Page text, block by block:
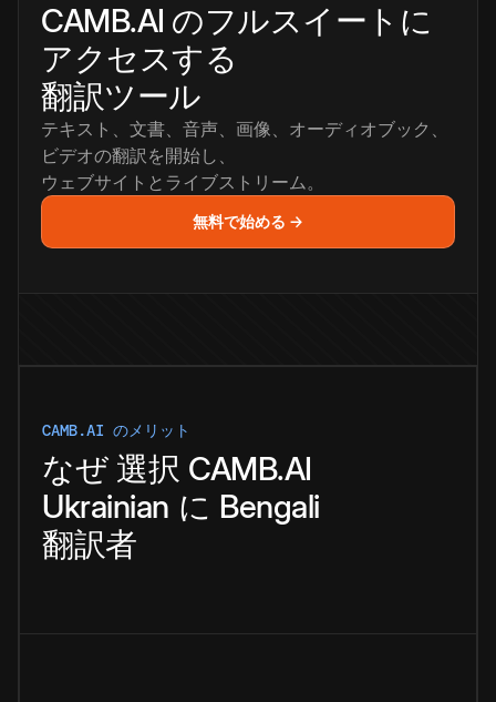
CAMB.AI のフルスイートに
アクセスする
翻訳ツール
テキスト、文書、音声、画像、オーディオブック、
ビデオの翻訳を開始し、
ウェブサイトとライブストリーム。
無料で始める →
CAMB.AI のメリット
なぜ 選択 CAMB.AI
Ukrainian に Bengali
翻訳者